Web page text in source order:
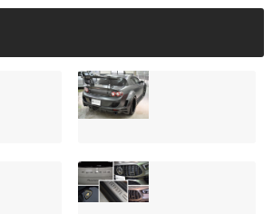
マツダRX-8（マッ
トグレー）の板金
修理と専用コーテ